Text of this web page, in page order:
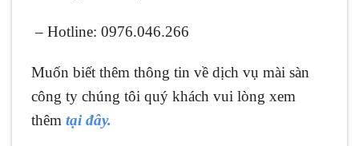
– Hotline: 0976.046.266
Muốn biết thêm thông tin về dịch vụ mài sàn
công ty chúng tôi quý khách vui lòng xem
thêm tại đây.